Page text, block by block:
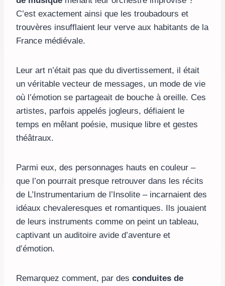
C’est exactement ainsi que les troubadours et
trouvères insufflaient leur verve aux habitants de la
France médiévale.
Leur art n’était pas que du divertissement, il était
un véritable vecteur de messages, un mode de vie
où l’émotion se partageait de bouche à oreille. Ces
artistes, parfois appelés jogleurs, défiaient le
temps en mêlant poésie, musique libre et gestes
théâtraux.
Parmi eux, des personnages hauts en couleur –
que l’on pourrait presque retrouver dans les récits
de L’Instrumentarium de l’Insolite – incarnaient des
idéaux chevaleresques et romantiques. Ils jouaient
de leurs instruments comme on peint un tableau,
captivant un auditoire avide d’aventure et
d’émotion.
Remarquez comment, par des conduites de